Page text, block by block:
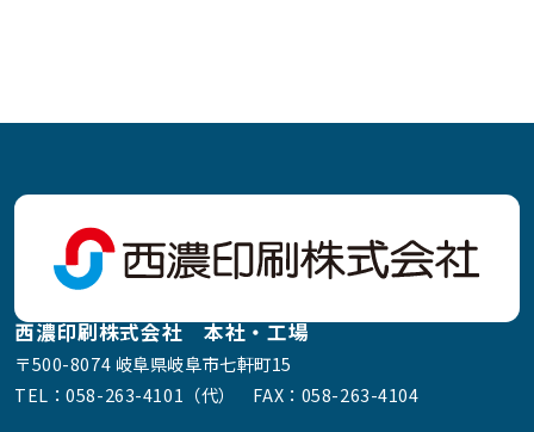
西濃印刷株式会社 本社・工場
〒500-8074 岐阜県岐阜市七軒町15
TEL：058-263-4101（代） FAX：058-263-4104